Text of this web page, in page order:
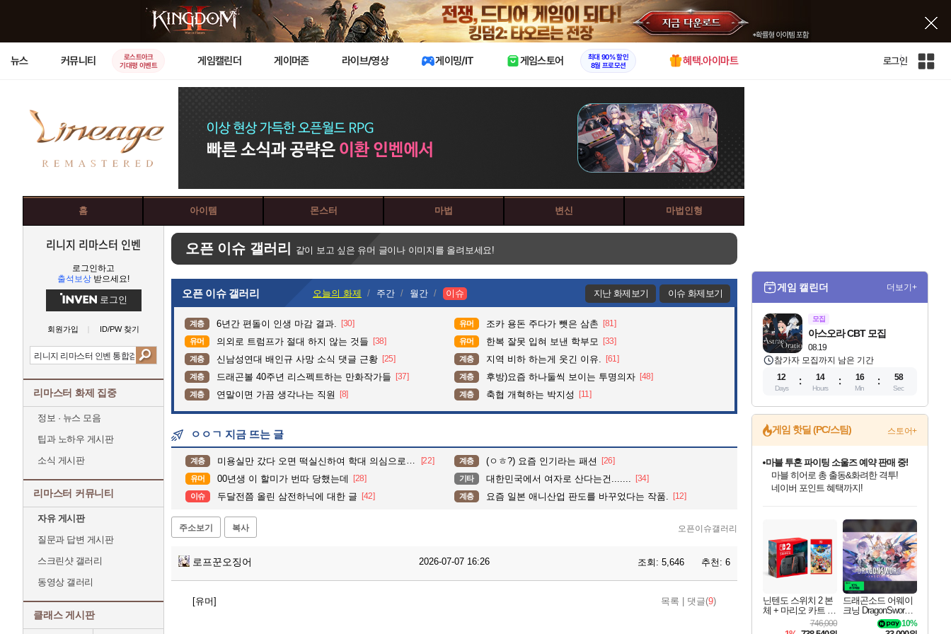
X
뉴스 커뮤니티
로스트아크
기대평 이벤트
게임캘린더 게이머존 라이브/영상 게이밍/IT 게임스토어
최대 90% 할인
8월 프로모션
혜택.아이마트 로그인
인
홈 아이템 몬스터 마법 변신 마법인형
리니지 리마스터 인벤
로그인하고
출석보상 받으세요!
로그인
회원가입 ID/PW 찾기
리마스터 화제 집중
정보 · 뉴스 모음
팁과 노하우 게시판
소식 게시판
리마스터 커뮤니티
자유 게시판
질문과 답변 게시판
스크린샷 갤러리
동영상 갤러리
클래스 게시판
오픈 이슈 갤러리 같이 보고 싶은 유머 글이나 이미지를 올려보세요!
오픈 이슈 갤러리 오늘의 화제 주간 월간 이슈 지난 화제보기 이슈 화제보기
계층 6년간 편돌이 인생 마감 결과. [30] 유머 조카 용돈 주다가 뺏은 삼촌 [81]
유머 의외로 트럼프가 절대 하지 않는 것들 [38] 유머 한복 잘못 입혀 보낸 학부모 [33]
계층 신남성연대 배인규 사망 소식 댓글 근황 [25] 계층 지역 비하 하는게 웃긴 이유. [61]
계층 드래곤볼 40주년 리스펙트하는 만화작가들 [37] 계층 후방)요즘 하나둘씩 보이는 투명의자 [48]
계층 연말이면 가끔 생각나는 직원 [8] 계층 축협 개혁하는 박지성 [11]
ㅇㅇㄱ 지금 뜨는 글
계층 미용실만 갔다 오면 떡실신하여 학대 의심으로 cctv 돌려보니 [22] 계층 (ㅇㅎ?) 요즘 인기라는 패션 [26]
유머 00년생 이 할미가 번따 당했는데 [28] 기타 대한민국에서 여자로 산다는건....... [34]
이슈 두달전쯤 올린 삼전하닉에 대한 글 [42] 계층 요즘 일본 애니산업 판도를 바꾸었다는 작품. [12]
주소보기 복사 오픈이슈갤러리
로프꾼오징어 2026-07-07 16:26 조회: 5,646 추천: 6
[유머] 목록 댓글(9)
게임 캘린더 더보기+
모집
08.19
아스오라 CBT 모집
참가자 모집까지 남은 기간
12
Days
14
Hours
16
Min
56
Sec
게임 핫딜 (PC/스팀) 스토어+
최대 90% 할인가를 만나보세요!
네이버혜택과 함께 만나보세요!
50%할인&추가 적립까지!
이니&베니 혜택까지!
네이버 혜택가와 함께 예약하세요!
할인&네이버혜택으로 만나보세요!
네이버페이 혜택과 만나보세요!
40주년 프로모션으로 만나보세요!
네이버 포인트 혜택까지!
캡콤 프렌차이즈 할인 진행 중!
몬헌, 바하 등 인기 IP를
할인가에 만나보세요!
일부 에디션 상시 할인!
혜택으로 예약 판매 중
편안하게 충전하세요
닌텐도 스위치 2 본
체 + 마리오 카트 월
746,000
드래곤소드 어웨이
크닝 DragonSword A
10%